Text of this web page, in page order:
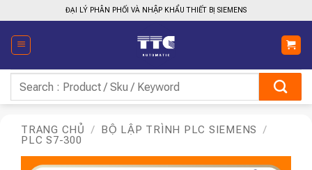
qua
nội
dung
ĐẠI LÝ PHÂN PHỐI VÀ NHẬP KHẨU THIẾT BỊ SIEMENS
kiếm:
TRANG CHỦ / BỘ LẬP TRÌNH PLC SIEMENS
/
PLC S7-300